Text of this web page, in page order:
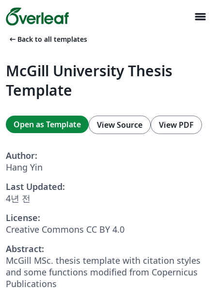
menu
arrow_left_alt Back to all templates
McGill University Thesis
Template
Open as Template View Source View PDF
Author:
Hang Yin
Last Updated:
4년 전
License:
Creative Commons CC BY 4.0
Abstract:
McGill MSc. thesis template with citation styles
and some functions modified from Copernicus
Publications